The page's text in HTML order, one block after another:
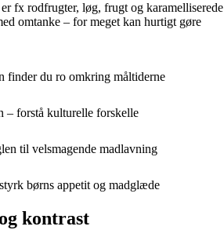
fx rodfrugter, løg, frugt og karamelliserede
omtanke – for meget kan hurtigt gøre
finder du ro omkring måltiderne
– forstå kulturelle forskelle
til velsmagende madlavning
børns appetit og madglæde
kontrast